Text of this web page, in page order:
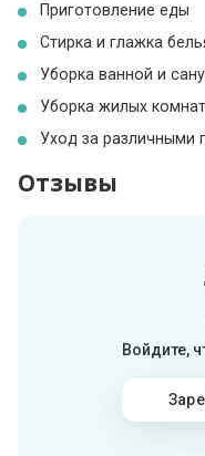
Приготовление еды
Стирка и глажка
Уборка ванной и
Уборка жилых комнат
Уход за различными
Отзывы
Войдите,